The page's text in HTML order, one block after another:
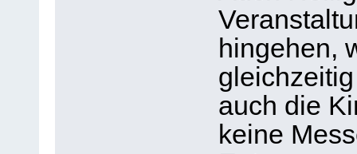
hingehen,
auch die
keine